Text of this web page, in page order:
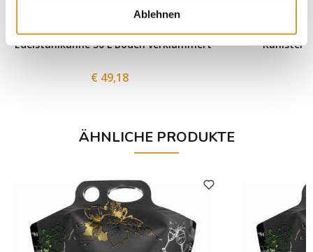
Ablehnen
Edelstahlkanne 50 L Boden verklammert
€ 49,18
Kanister
ÄHNLICHE PRODUKTE